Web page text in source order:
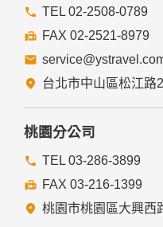
提供的連結，點選進入其他
的隱私權保護政策，您必須
策。
五、與第三人共用個人資料
本網站絕不會提供、交換、
他個人、團體、私人企業
務者，不在此限。
前項但書之情形包括不限於：
經由您書面同意。
法律明文規定。
TEL 02-2508-0789
FAX 02-2521-8979
台北市中山區松江路
桃園分公司
TEL 03-286-3899
FAX 03-216-1399
桃園市桃園區大興西